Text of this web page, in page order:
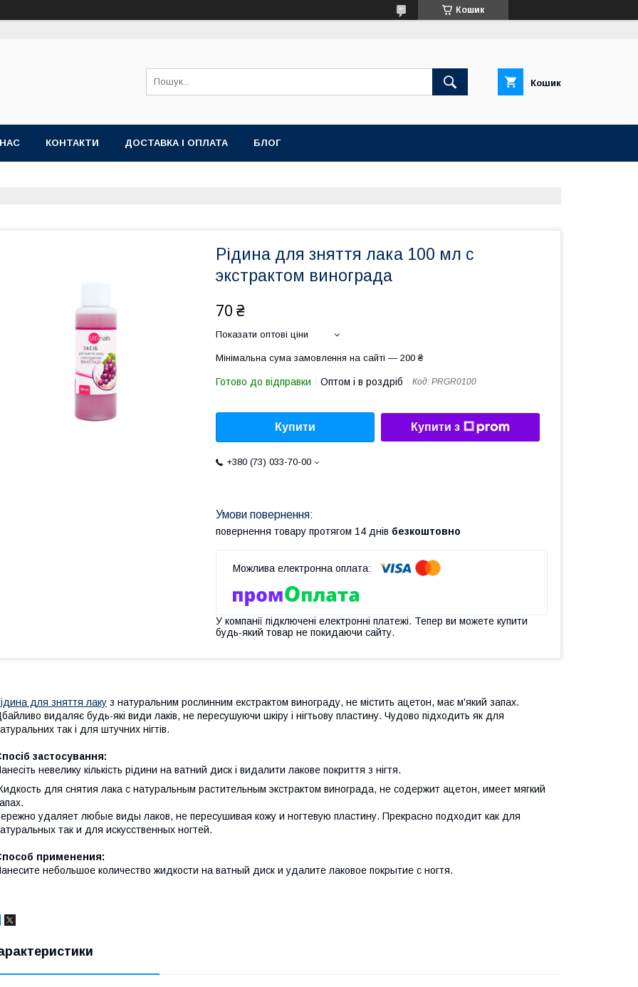
Кошик
Кошик
КОНТАКТИ ДОСТАВКА І ОПЛАТА БЛОГ
Рідина для зняття лака 100 мл с
экстрактом винограда
70 ₴
Показати оптові ціни
Мінімальна сума замовлення на сайті — 200 ₴
Готово до відправки Оптом і в роздріб Код: PRGR0100
Купити Купити з
+380 (73) 033-70-00
повернення товару протягом 14 днів безкоштовно
У компанії підключені електронні платежі. Тепер ви можете купити
будь-який товар не покидаючи сайту.
для зняття лаку з натуральним рослинним екстрактом винограду, не містить ацетон, має м'який запах.
видаляє будь-які види лаків, не пересушуючи шкіру і нігтьову пластину. Чудово підходить як для
так і для штучних нігтів.
застосування:
невелику кількість рідини на ватний диск і видалити лакове покриття з нігтя.
для снятия лака с натуральным растительным экстрактом винограда, не содержит ацетон, имеет мягкий
удаляет любые виды лаков, не пересушивая кожу и ногтевую пластину. Прекрасно подходит как для
так и для искусственных ногтей.
применения:
небольшое количество жидкости на ватный диск и удалите лаковое покрытие с ногтя.